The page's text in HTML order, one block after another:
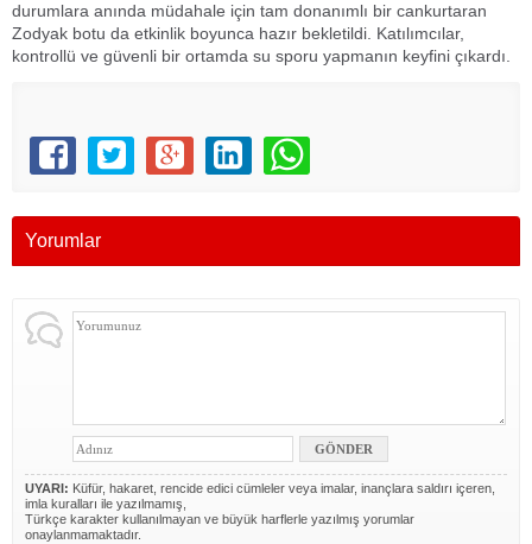
durumlara anında müdahale için tam donanımlı bir cankurtaran
Zodyak botu da etkinlik boyunca hazır bekletildi. Katılımcılar,
kontrollü ve güvenli bir ortamda su sporu yapmanın keyfini çıkardı.
Yorumlar
UYARI: Küfür, hakaret, rencide edici cümleler veya imalar, inançlara saldırı içeren,
imla kuralları ile yazılmamış,
Türkçe karakter kullanılmayan ve büyük harflerle yazılmış yorumlar
onaylanmamaktadır.